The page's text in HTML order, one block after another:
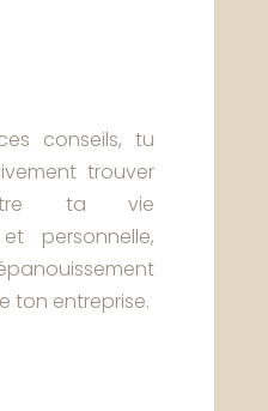
conseils, tu
trouver
ta vie
personnelle,
ton entreprise.